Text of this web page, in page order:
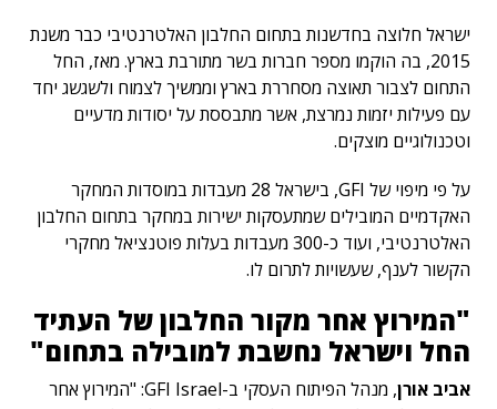
ישראל חלוצה בחדשנות בתחום החלבון האלטרנטיבי כבר משנת
2015, בה הוקמו מספר חברות בשר מתורבת בארץ. מאז, החל
התחום לצבור תאוצה מסחררת בארץ וממשיך לצמוח ולשגשג יחד
עם פעילות יזמות נמרצת, אשר מתבססת על יסודות מדעיים
וטכנולוגיים מוצקים.
על פי מיפוי של GFI, בישראל 28 מעבדות במוסדות המחקר
האקדמיים המובילים שמתעסקות ישירות במחקר בתחום החלבון
האלטרנטיבי, ועוד כ-300 מעבדות בעלות פוטנציאל מחקרי
הקשור לענף, שעשויות לתרום לו.
"המירוץ אחר מקור החלבון של העתיד
החל וישראל נחשבת למובילה בתחום"
אביב אורן
, מנהל הפיתוח העסקי ב-GFI Israel: "המירוץ אחר